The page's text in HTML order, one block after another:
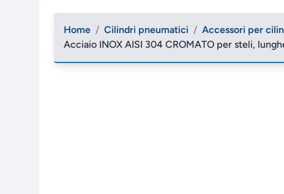
Home / Cilindri pneumatici / Accessori per
Acciaio INOX AISI 304 CROMATO per steli,